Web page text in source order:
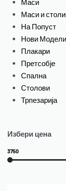
Маси
Маси и
На Попуст
Нови Модели
Плакари
Претсобје
Спална
Столови
Трпезарија
Избери цена
3750